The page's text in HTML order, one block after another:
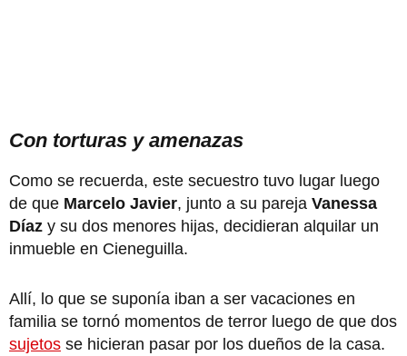
Con torturas y amenazas
Como se recuerda, este secuestro tuvo lugar luego
de que Marcelo Javier, junto a su pareja Vanessa
Díaz y su dos menores hijas, decidieran alquilar un
inmueble en Cieneguilla.
Allí, lo que se suponía iban a ser vacaciones en
familia se tornó momentos de terror luego de que dos
sujetos se hicieran pasar por los dueños de la casa.